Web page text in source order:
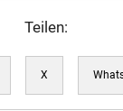
Teilen:
X